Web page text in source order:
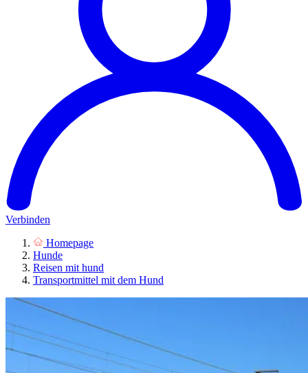
Verbinden
Homepage
Hunde
Reisen mit hund
Transportmittel mit dem Hund